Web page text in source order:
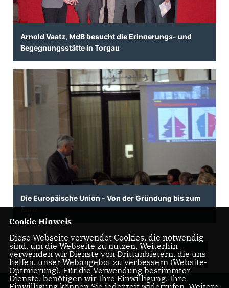
Arnold Vaatz, MdB besucht die Erinnerungs- und
Begegnungsstätte in Torgau
Die Europäische Union - Von der Gründung bis zum
Euro
MEHR
Cookie Hinweis
Diese Webseite verwendet Cookies, die notwendig
sind, um die Webseite zu nutzen. Weiterhin
verwenden wir Dienste von Drittanbietern, die uns
helfen, unser Webangebot zu verbessern (Website-
Optmierung). Für die Verwendung bestimmter
Dienste, benötigen wir Ihre Einwilligung. Ihre